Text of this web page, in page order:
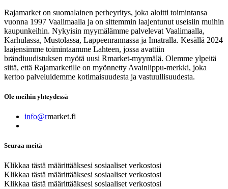
Rajamarket on suomalainen perheyritys, joka aloitti toimintansa
vuonna 1997 Vaalimaalla ja on sittemmin laajentunut useisiin muihin
kaupunkeihin. Nykyisin myymälämme palvelevat Vaalimaalla,
Karhulassa, Mustolassa, Lappeenrannassa ja Imatralla. Kesällä 2024
laajensimme toimintaamme Lahteen, jossa avattiin
brändiuudistuksen myötä uusi Rmarket-myymälä. Olemme ylpeitä
siitä, että Rajamarketille on myönnetty Avainlippu-merkki, joka
kertoo palveluidemme kotimaisuudesta ja vastuullisuudesta.
Ole meihin yhteydessä
info@rmarket.fi
Seuraa meitä
Klikkaa tästä määrittääksesi sosiaaliset verkostosi
Klikkaa tästä määrittääksesi sosiaaliset verkostosi
Klikkaa tästä määrittääksesi sosiaaliset verkostosi